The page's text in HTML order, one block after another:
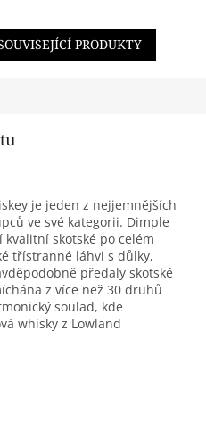
PRODUKTY
je jeden z nejjemnějších
ve své kategorii. Dimple
skotské po celém
třístranné láhvi s důlky,
předaly skotské
z více než 30 druhů
soulad, kde
whisky z Lowland